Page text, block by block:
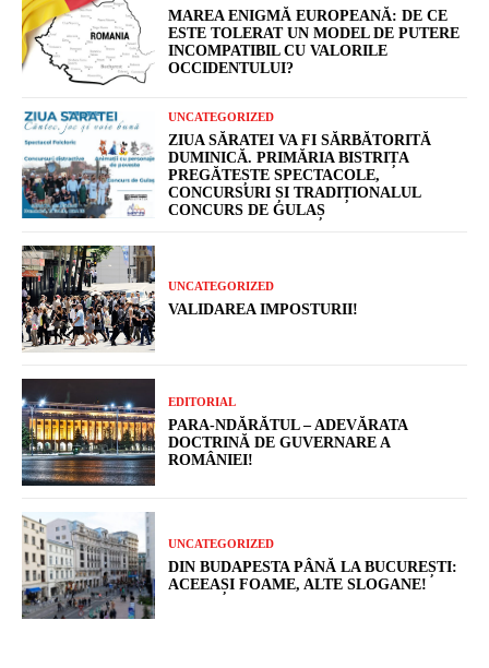
MAREA ENIGMĂ EUROPEANĂ: DE CE
ESTE TOLERAT UN MODEL DE PUTERE
INCOMPATIBIL CU VALORILE
OCCIDENTULUI?
UNCATEGORIZED
ZIUA SĂRATEI VA FI SĂRBĂTORITĂ
DUMINICĂ. PRIMĂRIA BISTRIȚA
PREGĂTEȘTE SPECTACOLE,
CONCURSURI ȘI TRADIȚIONALUL
CONCURS DE GULAȘ
UNCATEGORIZED
VALIDAREA IMPOSTURII!
EDITORIAL
PARA-NDĂRĂTUL – ADEVĂRATA
DOCTRINĂ DE GUVERNARE A
ROMÂNIEI!
UNCATEGORIZED
DIN BUDAPESTA PÂNĂ LA BUCUREȘTI:
ACEEAȘI FOAME, ALTE SLOGANE!